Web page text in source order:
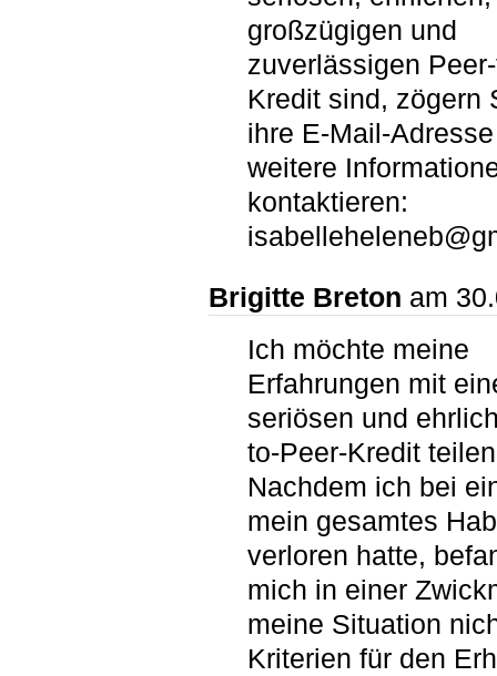
großzügigen und
zuverlässigen
Kredit sind, zögern
ihre E-Mail-
weitere
kontaktieren:
Brigitte Breton am
Ich möchte meine
Erfahrungen mit
seriösen und
to-Peer-Kredit
Nachdem ich bei
mein gesamtes
verloren hatte,
mich in einer
meine Situation
Kriterien für den